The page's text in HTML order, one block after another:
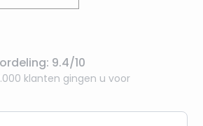
9.4/10
klanten gingen u voor